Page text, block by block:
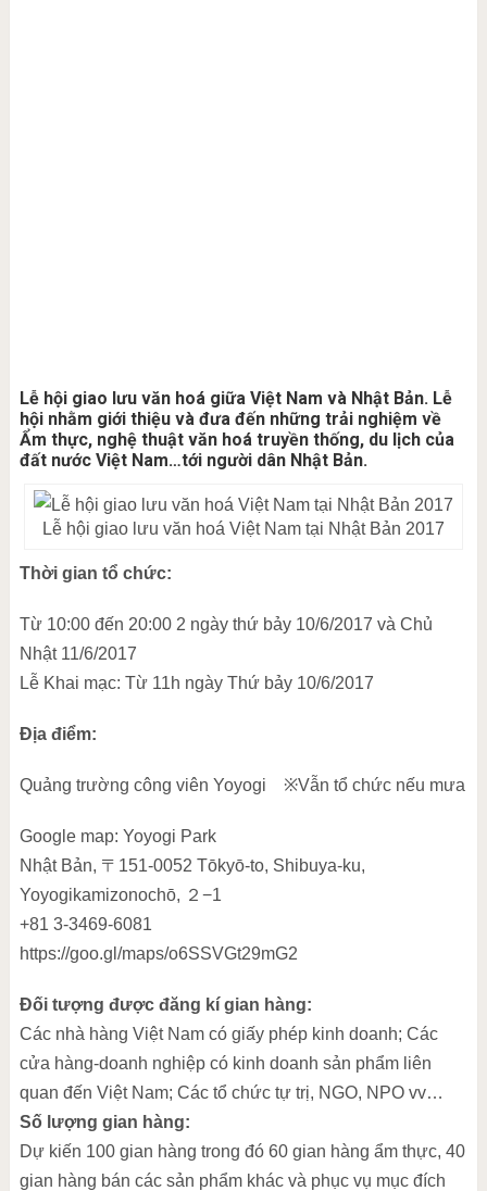
Lễ hội giao lưu văn hoá giữa Việt Nam và Nhật Bản. Lễ
hội nhằm giới thiệu và đưa đến những trải nghiệm về
Ẩm thực, nghệ thuật văn hoá truyền thống, du lịch của
đất nước Việt Nam…tới người dân Nhật Bản.
Lễ hội giao lưu văn hoá Việt Nam tại Nhật Bản 2017
Thời gian tổ chức:
Từ 10:00 đến 20:00 2 ngày thứ bảy 10/6/2017 và Chủ
Nhật 11/6/2017
Lễ Khai mạc: Từ 11h ngày Thứ bảy 10/6/2017
Địa điểm:
Quảng trường công viên Yoyogi ※Vẫn tổ chức nếu mưa
Google map: Yoyogi Park
Nhật Bản, 〒151-0052 Tōkyō-to, Shibuya-ku,
Yoyogikamizonochō, ２−1
+81 3-3469-6081
https://goo.gl/maps/o6SSVGt29mG2
Đối tượng được đăng kí gian hàng:
Các nhà hàng Việt Nam có giấy phép kinh doanh; Các
cửa hàng-doanh nghiệp có kinh doanh sản phẩm liên
quan đến Việt Nam; Các tổ chức tự trị, NGO, NPO vv…
Số lượng gian hàng:
Dự kiến 100 gian hàng trong đó 60 gian hàng ẩm thực, 40
gian hàng bán các sản phẩm khác và phục vụ mục đích